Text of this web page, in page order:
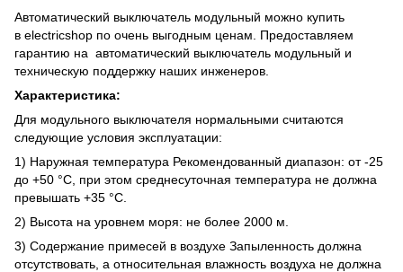
Автоматический выключатель модульный можно купить
в electricshop по очень выгодным ценам. Предоставляем
гарантию на автоматический выключатель модульный и
техническую поддержку наших инженеров.
Характеристика:
Для модульного выключателя нормальными считаются
следующие условия эксплуатации:
1) Наружная температура Рекомендованный диапазон: от -25
до +50 °C, при этом среднесуточная температура не должна
превышать +35 °C.
2) Высота на уровнем моря: не более 2000 м.
3) Содержание примесей в воздухе Запыленность должна
отсутствовать, а относительная влажность воздуха не должна